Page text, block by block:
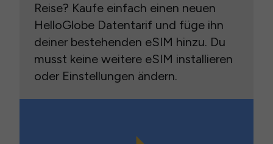
Reise? Kaufe einfach einen neuen
HelloGlobe Datentarif und füge ihn
deiner bestehenden eSIM hinzu. Du
musst keine weitere eSIM installieren
oder Einstellungen ändern.